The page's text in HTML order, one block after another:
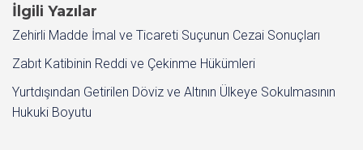
İlgili Yazılar
Zehirli Madde İmal ve Ticareti Suçunun Cezai Sonuçları
Zabıt Katibinin Reddi ve Çekinme Hükümleri
Yurtdışından Getirilen Döviz ve Altının Ülkeye Sokulmasının
Hukuki Boyutu